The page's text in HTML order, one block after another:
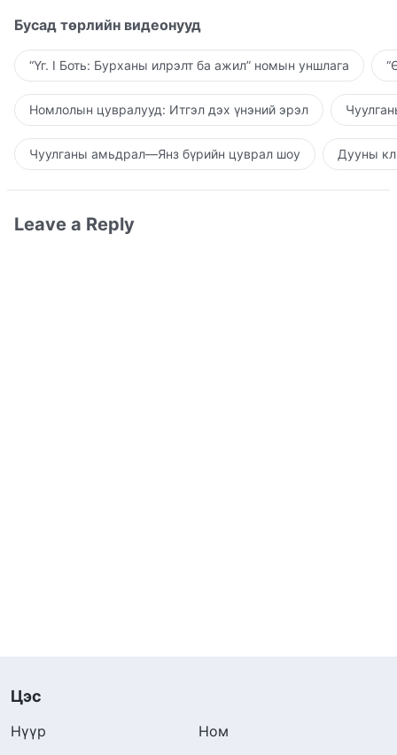
Бусад төрлийн видеонууд
“Үг. I Боть: Бурханы илрэлт ба ажил” номын уншлага
Номлолын цувралууд: Итгэл дэх үнэний эрэл
Чуулганы амьдрал—Янз бүрийн цуврал шоу Дууны
Leave a Reply
Цэс
Нүүр
Ном